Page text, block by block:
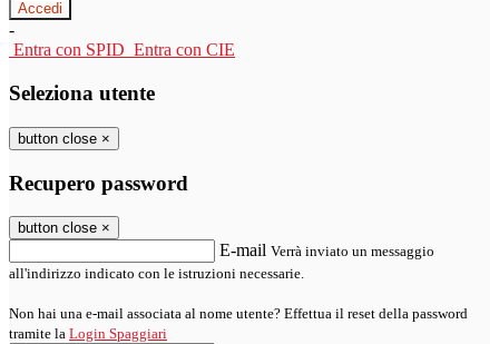
-
Entra con SPID Entra con CIE
Seleziona utente
button close ×
Recupero password
button close ×
E-mail Verrà inviato un messaggio
all'indirizzo indicato con le istruzioni necessarie.
Non hai una e-mail associata al nome utente? Effettua il reset della password
tramite la Login Spaggiari